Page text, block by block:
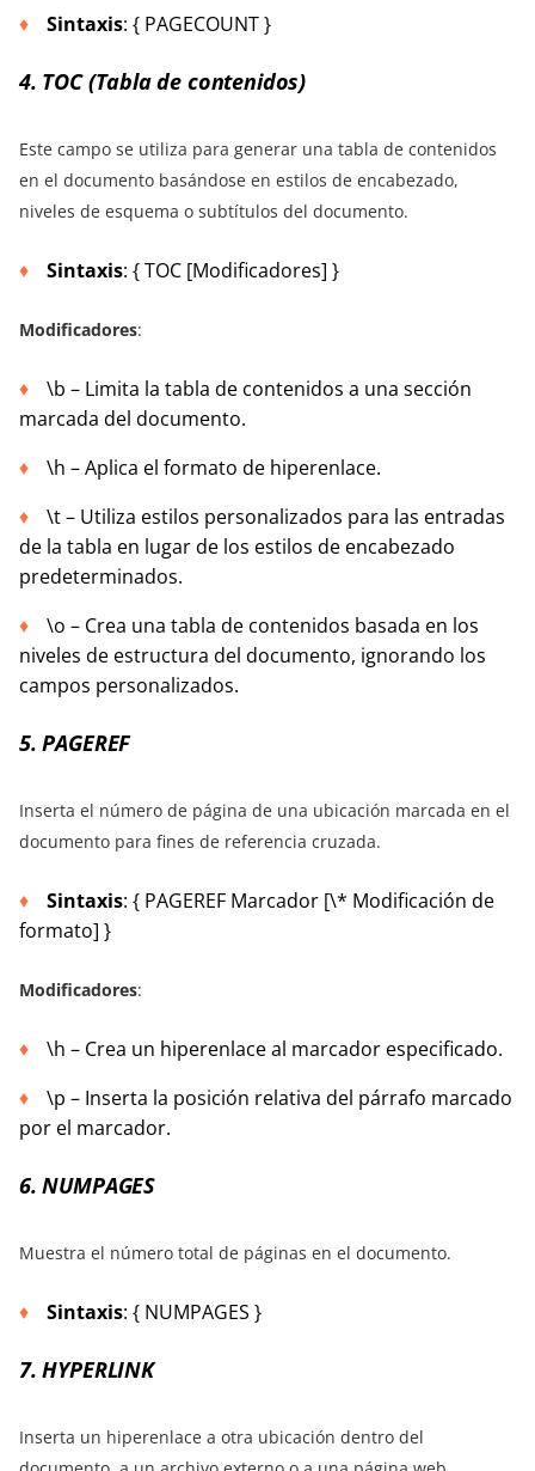
Sintaxis: { PAGECOUNT }
4. TOC (Tabla de contenidos)
Este campo se utiliza para generar una tabla de contenidos
en el documento basándose en estilos de encabezado,
niveles de esquema o subtítulos del documento.
Sintaxis: { TOC [Modificadores] }
Modificadores:
\b – Limita la tabla de contenidos a una sección
marcada del documento.
\h – Aplica el formato de hiperenlace.
\t – Utiliza estilos personalizados para las entradas
de la tabla en lugar de los estilos de encabezado
predeterminados.
\o – Crea una tabla de contenidos basada en los
niveles de estructura del documento, ignorando los
campos personalizados.
5. PAGEREF
Inserta el número de página de una ubicación marcada en el
documento para fines de referencia cruzada.
Sintaxis: { PAGEREF Marcador [\* Modificación de
formato] }
Modificadores:
\h – Crea un hiperenlace al marcador especificado.
\p – Inserta la posición relativa del párrafo marcado
por el marcador.
6. NUMPAGES
Muestra el número total de páginas en el documento.
Sintaxis: { NUMPAGES }
7. HYPERLINK
Inserta un hiperenlace a otra ubicación dentro del